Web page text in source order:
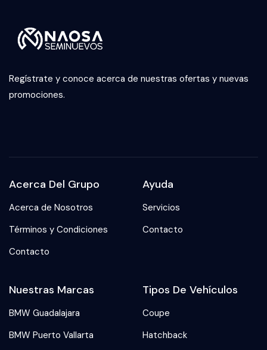
Regístrate y conoce acerca de nuestras ofertas y nuevas
promociones.
Acerca Del Grupo
Acerca de Nosotros
Términos y Condiciones
Contacto
Ayuda
Servicios
Contacto
Nuestras Marcas
BMW Guadalajara
BMW Puerto Vallarta
Tipos De Vehículos
Coupe
Hatchback